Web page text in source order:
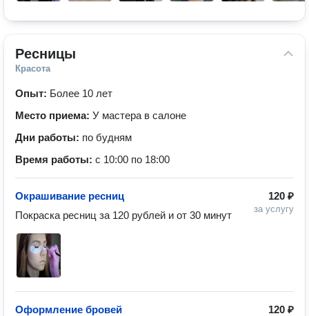
Ресницы
Красота
Опыт: Более 10 лет
Место приема: У мастера в салоне
Дни работы: по будням
Время работы: с 10:00 по 18:00
120 ₽
за услугу
Окрашивание ресниц
Покраска ресниц за 120 рублей и от 30 минут
120 ₽
Оформление бровей